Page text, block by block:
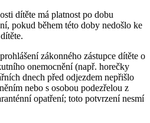
dítěte má platnost po dobu
pokud během této doby nedošlo ke
zákonného zástupce dítěte o
onemocnění (např. horečky
dnech před odjezdem nepřišlo
nebo s osobou podezřelou z
opatření; toto potvrzení nesmí